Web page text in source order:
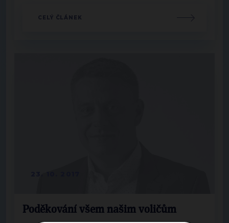
CELÝ ČLÁNEK
Poděkování všem našim voličům